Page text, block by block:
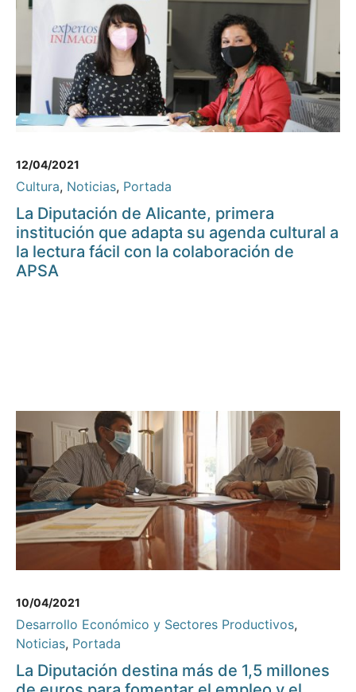
12/04/2021
Cultura, Noticias, Portada
La Diputación de Alicante, primera
institución que adapta su agenda cultural a
la lectura fácil con la colaboración de
APSA
10/04/2021
Desarrollo Económico y Sectores Productivos,
Noticias, Portada
La Diputación destina más de 1,5 millones